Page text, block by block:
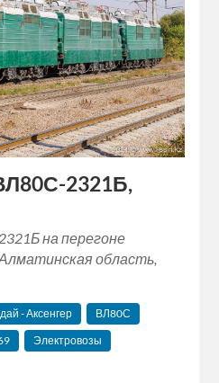
2321Б,
на перегоне
область,
- Аксенгер
ВЛ80С
Электровозы